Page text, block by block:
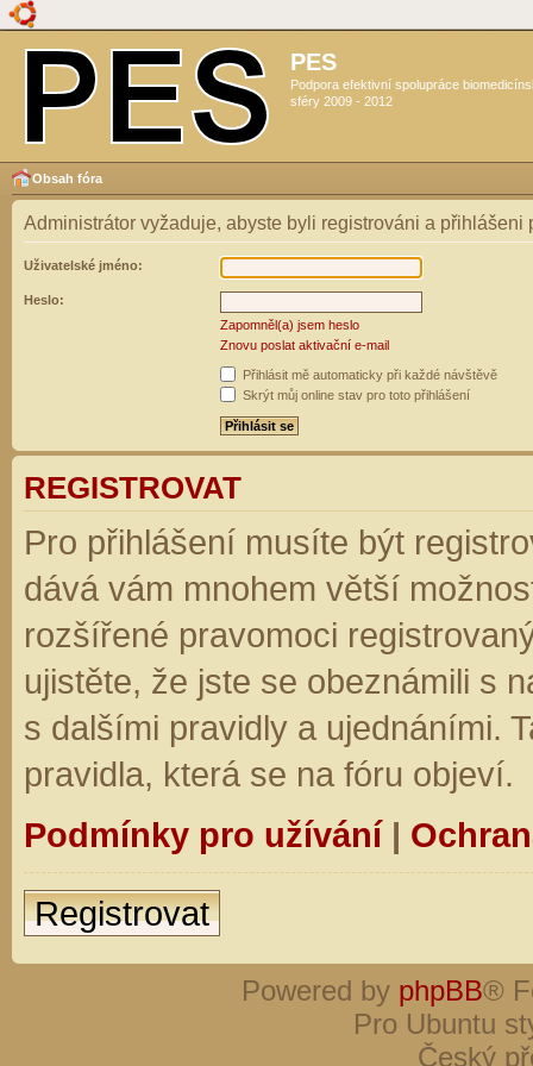
PES
Podpora efektivní spolupráce
sféry 2009 - 2012
Obsah fóra
Administrátor vyžaduje, abyste byli registrováni a přihlášeni
Uživatelské jméno:
Heslo:
Zapomněl(a) jsem heslo
Znovu poslat aktivační e-mail
Přihlásit mě automaticky při každé návštěvě
Skrýt můj online stav pro toto přihlášení
REGISTROVAT
Pro přihlášení musíte být
dává vám mnohem větší
rozšířené pravomoci
ujistěte, že jste se obeznámili s
s dalšími pravidly a ujednáními.
pravidla, která se na fóru objeví.
Podmínky pro užívání|
Registrovat
Powered by phpBB®
Pro Ubuntu
Český